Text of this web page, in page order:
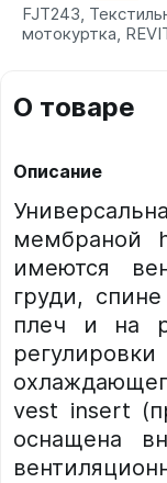
FJT243,
мотокуртка,
О товаре
Описание
мембраной
имеются
груди,
плеч и на
vest insert
оснащена